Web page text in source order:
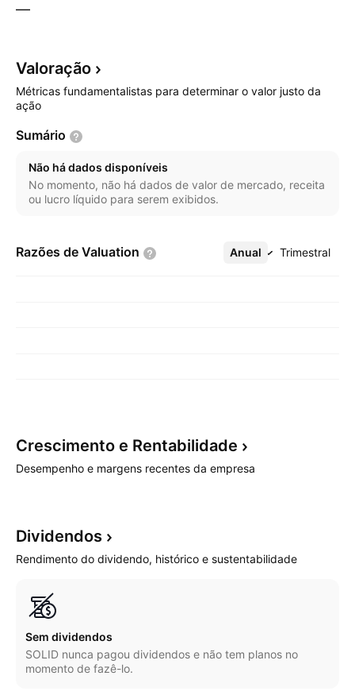
—
Valoração
Métricas fundamentalistas para determinar o valor justo da
ação
Sumário
Não há dados disponíveis
No momento, não há dados de valor de mercado, receita
ou lucro líquido para serem exibidos.
Razões de Valuation Anual Trimestral
Mais
Crescimento e Rentabilidade
Desempenho e margens recentes da empresa
Dividendos
Rendimento do dividendo, histórico e sustentabilidade
Sem dividendos
SOLID nunca pagou dividendos e não tem planos no
momento de fazê-lo.